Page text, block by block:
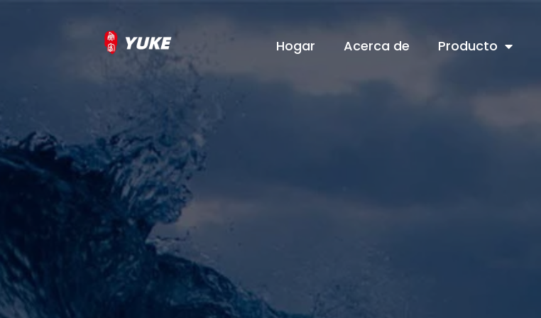
Hogar Acerca de Producto